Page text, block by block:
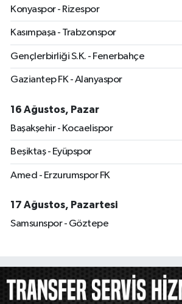
Konyaspor - Rizespor
Kasımpaşa - Trabzonspor
Gençlerbirliği S.K. - Fenerbahçe
Gaziantep FK - Alanyaspor
16 Ağustos, Pazar
Başakşehir - Kocaelispor
Beşiktaş - Eyüpspor
Amed - Erzurumspor FK
17 Ağustos, Pazartesi
Samsunspor - Göztepe